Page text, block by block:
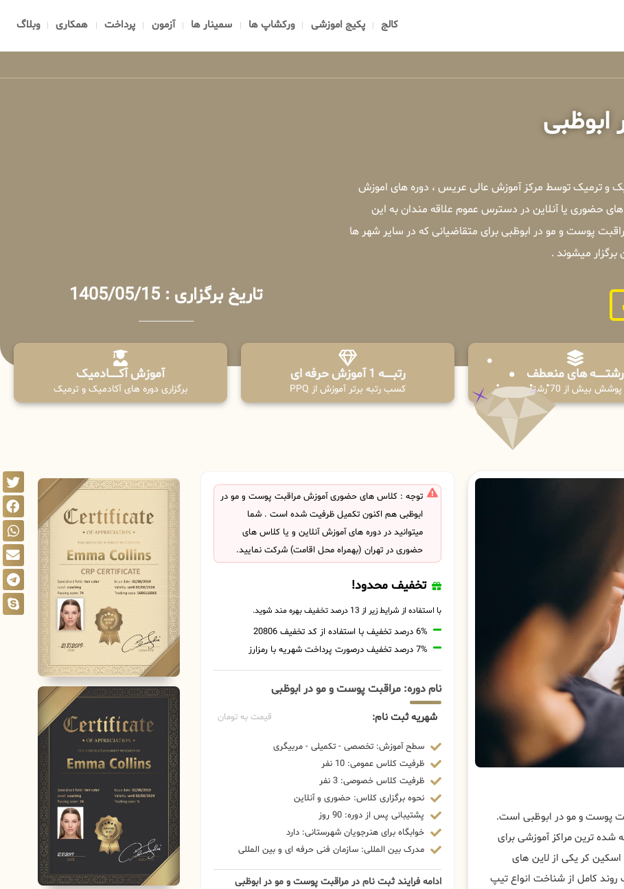
کالج پکیج اموزشی ورکشاپ ها سمینار ها آزمون پرداخت همکاری وبلاگ
و ترمیک توسط مرکز آموزش عالی عریس ، دوره های اموزش
حضوری یا آنلاین در دسترس عموم علاقه مندان به این
پوست و مو در ابوظبی برای متقاضیانی که در سایر شهر ها
تاریخ برگزاری : 1405/05/15
رشتـــــــه های منعطف
پوشش بیش از 70 رشته
رتبــــــه 1 آموزش حرفه ای
کسب رتبه برتر آموزش از PPQ
آموزش آکـــــــادمیک
برگزاری دوره های آکادمیک و ترمیک
پوست و مو در ابوظبی است.
شده ترین مراکز آموزشی برای
کر یکی از لاین های
روند کامل از شناخت انواع تیپ
توجه : کلاس های حضوری آموزش مراقبت پوست و مو در
ابوظبی هم اکنون تکمیل ظرفیت شده است . شما
میتوانید در دوره های آموزش آنلاین و یا کلاس های
حضوری در تهران (بهمراه محل اقامت) شرکت نمایید.
تخفیف محدود!
با استفاده از شرایط زیر از 13 درصد تخفیف بهره مند شوید.
6% درصد تخفیف با استفاده از کد تخفیف 20806
7% درصد تخفیف درصورت پرداخت شهریه با رمزارز
نام دوره: مراقبت پوست و مو در ابوظبی
شهریه ثبت نام: قیمت به تومان
سطح آموزش: تخصصی - تکمیلی - مربیگری
ظرفیت کلاس عمومی: 10 نفر
ظرفیت کلاس خصوصی: 3 نفر
نحوه برگزاری کلاس: حضوری و آنلاین
پشتیبانی پس از دوره: 90 روز
خوابگاه برای هنرجویان شهرستانی: دارد
مدرک بین المللی: سازمان فنی حرفه ای و بین المللی
ادامه فرایند ثبت نام در مراقبت پوست و مو در ابوظبی